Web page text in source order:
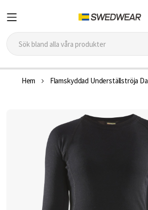
Hoppa
Hem Flamskyddad Underställströja
bildgalleriet